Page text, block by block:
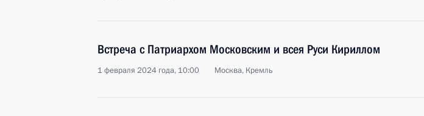
Встреча с Патриархом Московским и всея Руси Кириллом
1 февраля 2024 года, 10:00 Москва, Кремль